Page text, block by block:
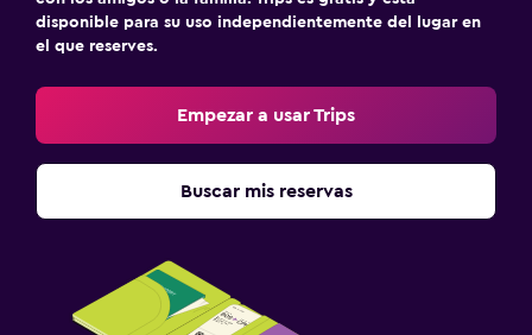
disponible para su uso independientemente del lugar en
el que reserves.
Empezar a usar Trips
Buscar mis reservas